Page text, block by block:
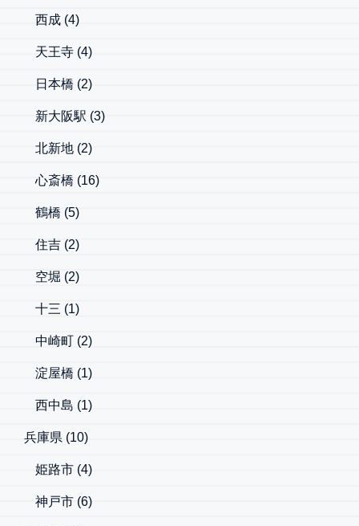
西成 (4)
天王寺 (4)
日本橋 (2)
新大阪駅 (3)
北新地 (2)
心斎橋 (16)
鶴橋 (5)
住吉 (2)
空堀 (2)
十三 (1)
中崎町 (2)
淀屋橋 (1)
西中島 (1)
兵庫県 (10)
姫路市 (4)
神戸市 (6)